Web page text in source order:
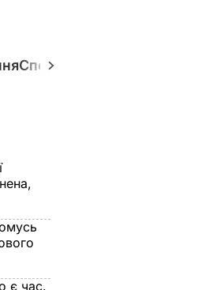
Спецпроєкти
є час.